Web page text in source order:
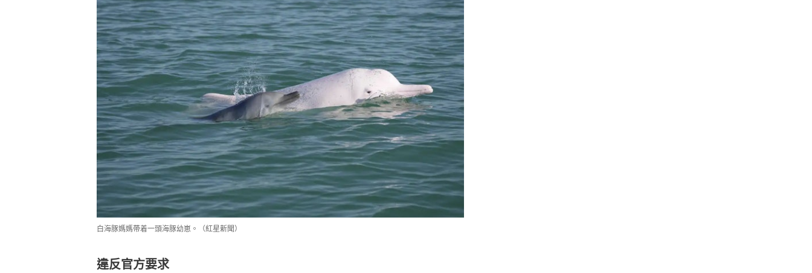
白海豚媽媽帶着一頭海豚幼崽。（紅星新聞）
違反官方要求